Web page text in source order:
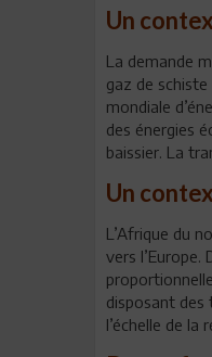
Un
La demande
gaz de
mondiale
des énergies
baissier. La
Un
L’Afrique du
vers
disposant des
l’échelle de